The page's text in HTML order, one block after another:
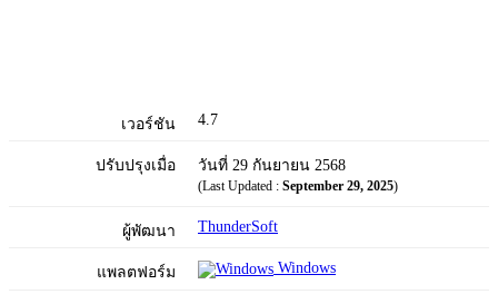
เวอร์ชัน 4.7
ปรับปรุงเมื่อ วันที่ 29 กันยายน 2568
(Last Updated : September 29, 2025)
ผู้พัฒนา ThunderSoft
แพลตฟอร์ม Windows